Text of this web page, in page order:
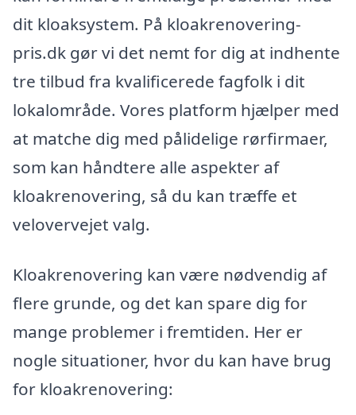
dit kloaksystem. På kloakrenovering-
pris.dk gør vi det nemt for dig at indhente
tre tilbud fra kvalificerede fagfolk i dit
lokalområde. Vores platform hjælper med
at matche dig med pålidelige rørfirmaer,
som kan håndtere alle aspekter af
kloakrenovering, så du kan træffe et
velovervejet valg.
Kloakrenovering kan være nødvendig af
flere grunde, og det kan spare dig for
mange problemer i fremtiden. Her er
nogle situationer, hvor du kan have brug
for kloakrenovering: